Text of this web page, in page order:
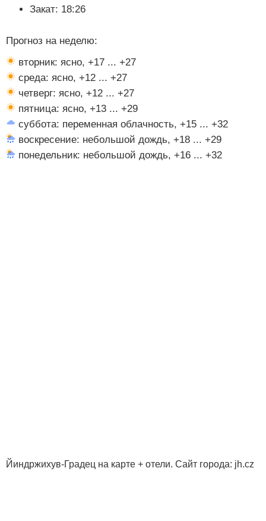
Закат: 18:26
Прогноз на неделю:
вторник: ясно, +17 ... +27
среда: ясно, +12 ... +27
четверг: ясно, +12 ... +27
пятница: ясно, +13 ... +29
суббота: переменная облачность, +15 ... +32
воскресение: небольшой дождь, +18 ... +29
понедельник: небольшой дождь, +16 ... +32
Йиндржихув-Градец на карте + отели. Сайт города: jh.cz